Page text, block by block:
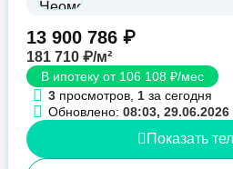
13 900 786 ₽
181 710 ₽/м²
В ипотеку от 106 108 ₽/мес
3 просмотров, 1 за сегодня
Обновлено: 08:03, 29.06.2026
Показать